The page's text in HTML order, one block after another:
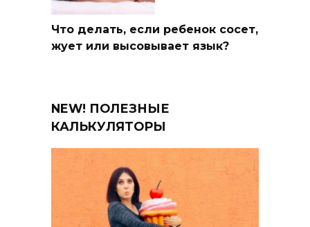
Что делать, если ребенок сосет,
жует или высовывает язык?
NEW! ПОЛЕЗНЫЕ
КАЛЬКУЛЯТОРЫ